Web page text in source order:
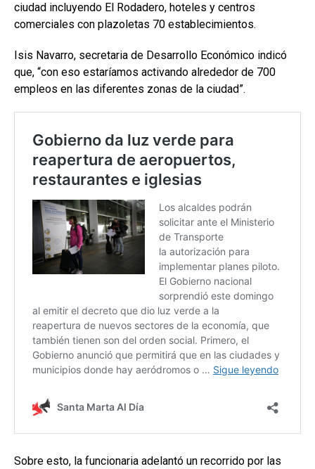
ciudad incluyendo El Rodadero, hoteles y centros
comerciales con plazoletas 70 establecimientos.
Isis Navarro, secretaria de Desarrollo Económico indicó
que, “con eso estaríamos activando alrededor de 700
empleos en las diferentes zonas de la ciudad”.
Sobre esto, la funcionaria adelantó un recorrido por las